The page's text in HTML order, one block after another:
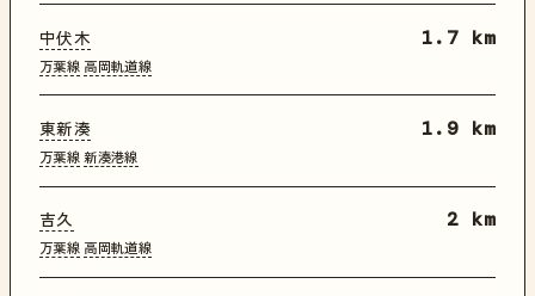
中伏木
万葉線 高岡軌道線
1.7 km
東新湊
万葉線 新湊港線
1.9 km
吉久
万葉線 高岡軌道線
2 km